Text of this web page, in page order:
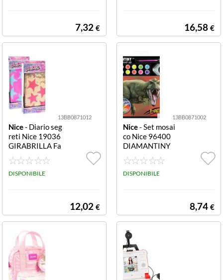
7,32 € 16,58 €
13BB0871012
Nice- Diario seg
reti Nice 19036
GIRABRILLA Fa
shion Assortito
Fashion
DISPONIBILE
12,02 €
13BB0871002
Nice- Set mosai
co Nice 96400
DIAMANTINY
Dinosauri Assor
tito Dinosauri
DISPONIBILE
8,74 €